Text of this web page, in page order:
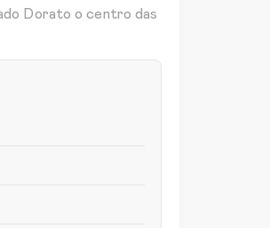
Dorato o centro das